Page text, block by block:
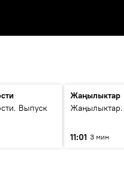
Выпуск
Жаңылыктар
11:01 3 мин